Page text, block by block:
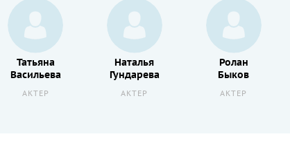
Татьяна
Васильева
АКТЕР
Наталья
Гундарева
АКТЕР
Ролан
Быков
АКТЕР